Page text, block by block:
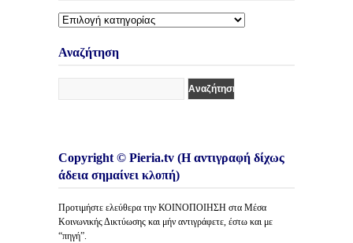
Διάφορες
Άρθρων
Αναζήτηση
Copyright © Pieria.tv (Η αντιγραφή δίχως
άδεια σημαίνει κλοπή)
Προτιμήστε ελεύθερα την ΚΟΙΝΟΠΟΙΗΣΗ στα Μέσα
Κοινωνικής Δικτύωσης και μήν αντιγράφετε, έστω και με
“πηγή”.